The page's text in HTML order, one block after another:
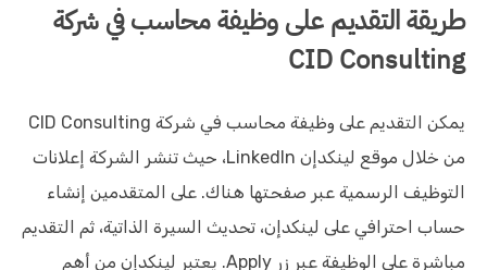
طريقة التقديم على وظيفة محاسب في شركة
CID Consulting
يمكن التقديم على وظيفة محاسب في شركة CID Consulting
من خلال موقع لينكدإن LinkedIn، حيث تنشر الشركة إعلانات
التوظيف الرسمية عبر صفحتها هناك. على المتقدمين إنشاء
حساب احترافي على لينكدإن، تحديث السيرة الذاتية، ثم التقديم
مباشرة على الوظيفة عبر زر Apply. يعتبر لينكدإن من أهم